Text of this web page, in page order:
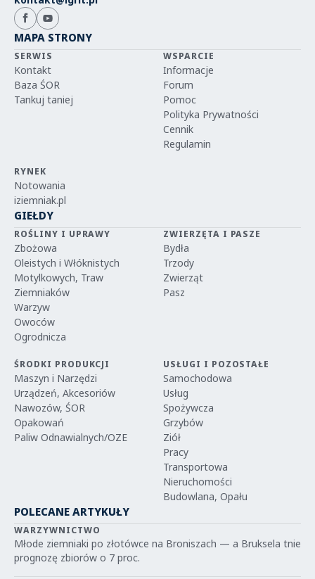
MAPA STRONY
SERWIS
Kontakt
Baza ŚOR
Tankuj taniej
WSPARCIE
Informacje
Forum
Pomoc
Polityka Prywatności
Cennik
Regulamin
RYNEK
Notowania
iziemniak.pl
GIEŁDY
ROŚLINY I UPRAWY
Zbożowa
Oleistych i Włóknistych
Motylkowych, Traw
Ziemniaków
Warzyw
Owoców
Ogrodnicza
ZWIERZĘTA I PASZE
Bydła
Trzody
Zwierząt
Pasz
ŚRODKI PRODUKCJI
Maszyn i Narzędzi
Urządzeń, Akcesoriów
Nawozów, ŚOR
Opakowań
Paliw Odnawialnych/OZE
USŁUGI I POZOSTAŁE
Samochodowa
Usług
Spożywcza
Grzybów
Ziół
Pracy
Transportowa
Nieruchomości
Budowlana, Opału
POLECANE ARTYKUŁY
WARZYWNICTWO
Młode ziemniaki po złotówce na Broniszach — a Bruksela tnie
prognozę zbiorów o 7 proc.